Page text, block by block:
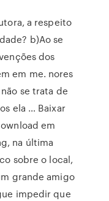
a respeito
b)Ao se
dos
em me. nores
se trata de
ela … Baixar
em
na última
sobre o local,
grande amigo
impedir que